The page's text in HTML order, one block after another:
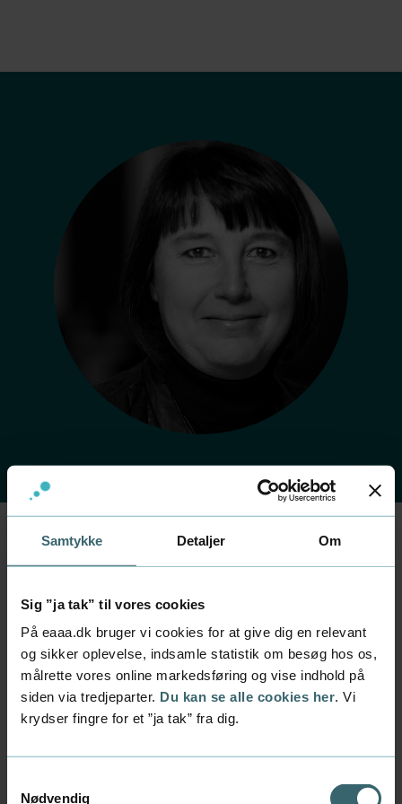
Samtykke Detaljer Om
Sig ”ja tak” til vores cookies
På eaaa.dk bruger vi cookies for at give dig en relevant
og sikker oplevelse, indsamle statistik om besøg hos os,
målrette vores online markedsføring og vise indhold på
siden via tredjeparter. Du kan se alle cookies her. Vi
krydser fingre for et ”ja tak” fra dig.
Nødvendig
Forside Kontakt Find medarbejder Medarbejder
Bettina Arndt
Stilling
chefkonsulent
Afdeling
Business Relations